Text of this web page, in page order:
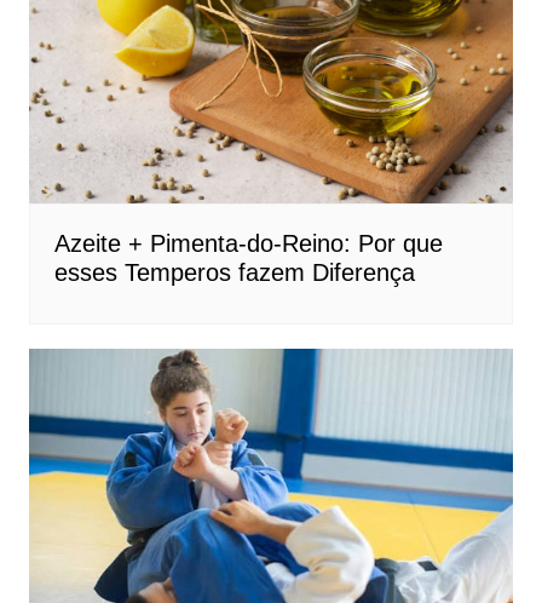
Azeite + Pimenta-do-Reino: Por que
esses Temperos fazem Diferença